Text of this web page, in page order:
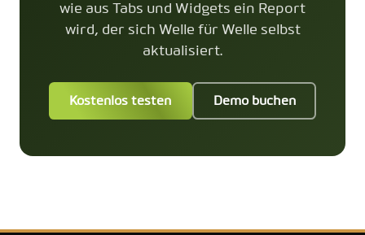
wie aus Tabs und Widgets ein Report
wird, der sich Welle für Welle selbst
aktualisiert.
Kostenlos testen Demo buchen